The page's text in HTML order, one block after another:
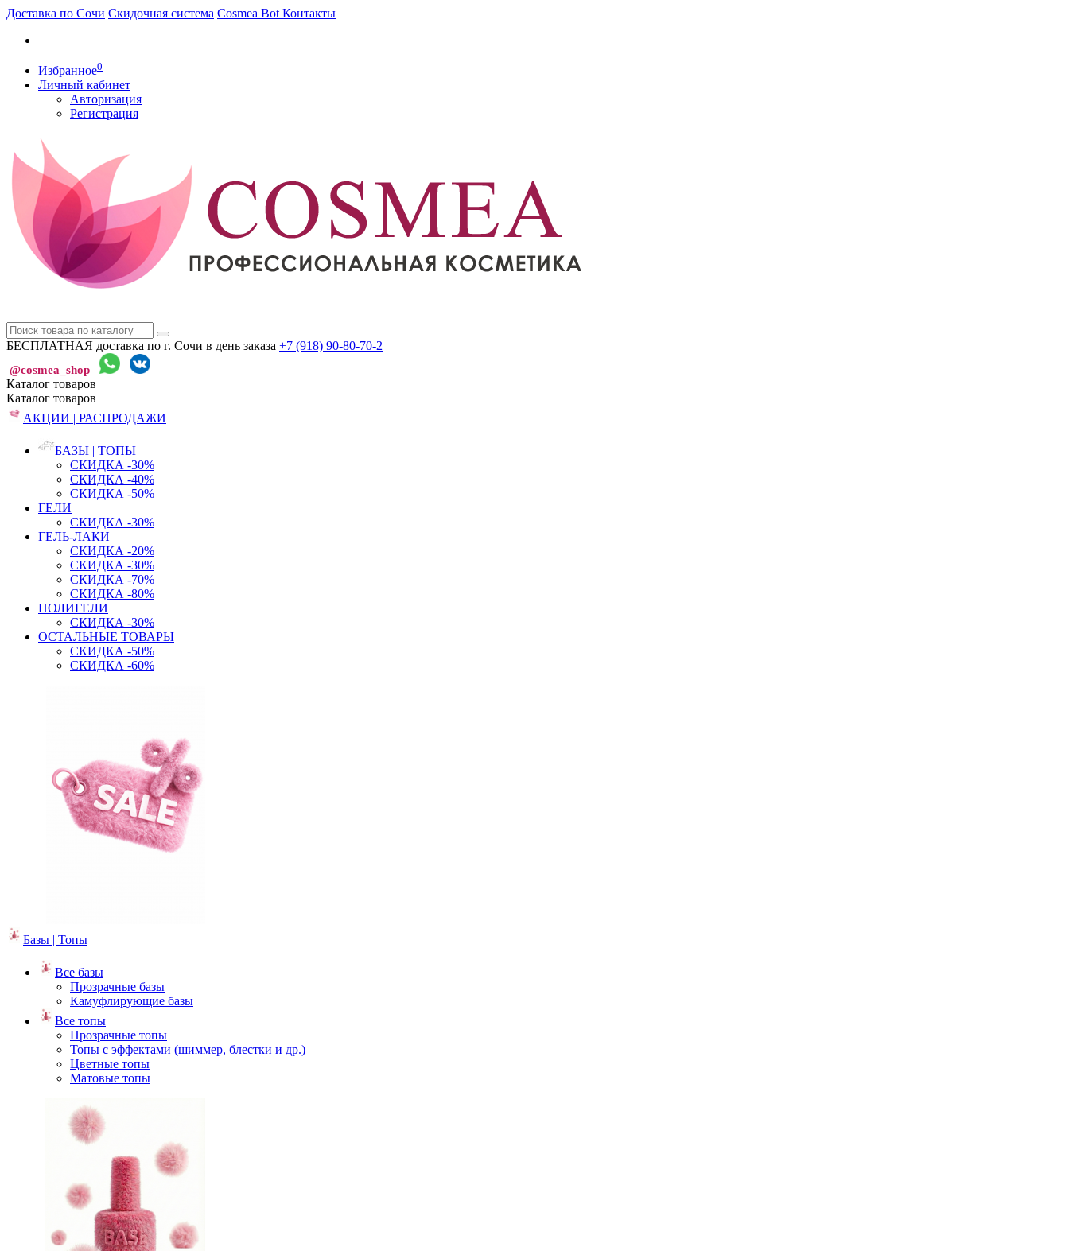
Доставка по Сочи Скидочная система Cosmea Bot Контакты
Избранное0
Личный кабинет
Авторизация
Регистрация
БЕСПЛАТНАЯ доставка по г. Сочи в день заказа +7 (918) 90-80-70-2
@cosmea_shop
Каталог товаров
Каталог товаров
АКЦИИ | РАСПРОДАЖИ
БАЗЫ | ТОПЫ
СКИДКА -30%
СКИДКА -40%
СКИДКА -50%
ГЕЛИ
СКИДКА -30%
ГЕЛЬ-ЛАКИ
СКИДКА -20%
СКИДКА -30%
СКИДКА -70%
СКИДКА -80%
ПОЛИГЕЛИ
СКИДКА -30%
ОСТАЛЬНЫЕ ТОВАРЫ
СКИДКА -50%
СКИДКА -60%
Базы | Топы
Все базы
Прозрачные базы
Камуфлирующие базы
Все топы
Прозрачные топы
Топы с эффектами (шиммер, блестки и др.)
Цветные топы
Матовые топы